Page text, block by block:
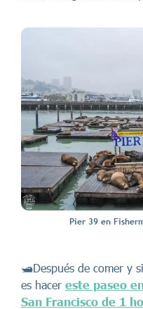
Pier 39 en
🛥️Después de comer y
es hacer este paseo
San Francisco de 1